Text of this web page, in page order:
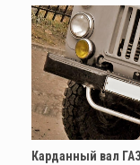
Карданный вал